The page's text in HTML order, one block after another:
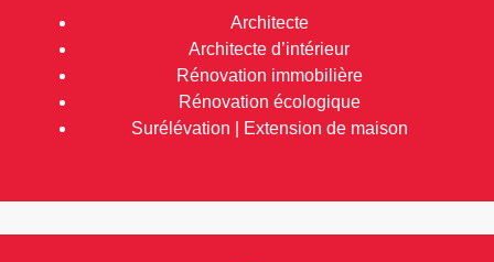
Architecte
Architecte d’intérieur
Rénovation immobilière
Rénovation écologique
Surélévation | Extension de maison